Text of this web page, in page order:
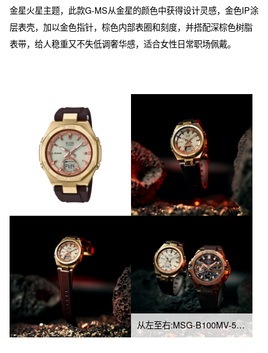
金星火星主题，此款G-MS从金星的颜色中获得设计灵感，金色IP涂
层表壳，加以金色指针，棕色内部表圈和刻度，并搭配深棕色树脂
表带，给人稳重又不失低调奢华感，适合女性日常职场佩戴。
从左至右:MSG-B100MV-5A、GST-B400MV-5A